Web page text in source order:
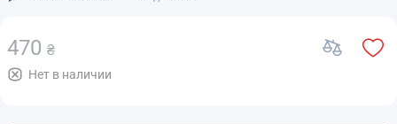
470 ₴
Нет в наличии